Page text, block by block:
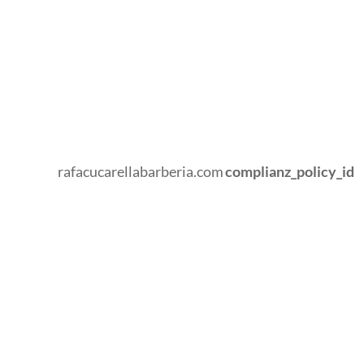
rafacucarellabarberia.comcomplianz_policy_id